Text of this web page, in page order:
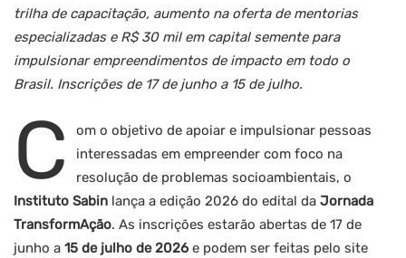
trilha de capacitação, aumento na oferta de mentorias
especializadas e R$ 30 mil em capital semente para
impulsionar empreendimentos de impacto em todo o
Brasil. Inscrições de 17 de junho a 15 de julho.
C
om o objetivo de apoiar e impulsionar pessoas
interessadas em empreender com foco na
resolução de problemas socioambientais, o
Instituto Sabin lança a edição 2026 do edital da Jornada
TransformAção. As inscrições estarão abertas de 17 de
junho a 15 de julho de 2026 e podem ser feitas pelo site